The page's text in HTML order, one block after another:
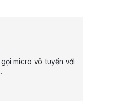
micro vô tuyến với